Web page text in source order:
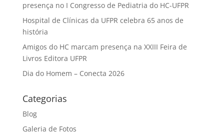
presença no I Congresso de Pediatria do HC-UFPR
Hospital de Clínicas da UFPR celebra 65 anos de
história
Amigos do HC marcam presença na XXIII Feira de
Livros Editora UFPR
Dia do Homem – Conecta 2026
Categorias
Blog
Galeria de Fotos